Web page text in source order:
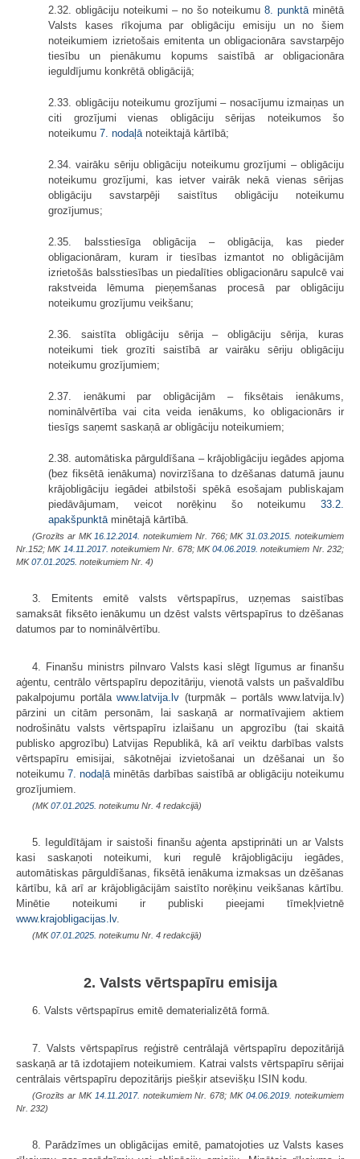
2.32. obligāciju noteikumi – no šo noteikumu 8. punktāminētā
Valsts kases rīkojuma par obligāciju emisiju un no šiem
noteikumiem izrietošais emitenta un obligacionāra savstarpējo
tiesību un pienākumu kopums saistībā ar obligacionāra
ieguldījumu konkrētā obligācijā;
2.33. obligāciju noteikumu grozījumi – nosacījumu izmaiņas un
citi grozījumi vienas obligāciju sērijas noteikumos šo
noteikumu 7. nodaļānoteiktajā kārtībā;
2.34. vairāku sēriju obligāciju noteikumu grozījumi – obligāciju
noteikumu grozījumi, kas ietver vairāk nekā vienas sērijas
obligāciju savstarpēji saistītus obligāciju noteikumu
grozījumus;
2.35. balsstiesīga obligācija – obligācija, kas pieder
obligacionāram, kuram ir tiesības izmantot no obligācijām
izrietošās balsstiesības un piedalīties obligacionāru sapulcē vai
rakstveida lēmuma pieņemšanas procesā par obligāciju
noteikumu grozījumu veikšanu;
2.36. saistīta obligāciju sērija – obligāciju sērija, kuras
noteikumi tiek grozīti saistībā ar vairāku sēriju obligāciju
noteikumu grozījumiem;
2.37. ienākumi par obligācijām – fiksētais ienākums,
nominālvērtība vai cita veida ienākums, ko obligacionārs ir
tiesīgs saņemt saskaņā ar obligāciju noteikumiem;
2.38. automātiska pārguldīšana – krājobligāciju iegādes apjoma
(bez fiksētā ienākuma) novirzīšana to dzēšanas datumā jaunu
krājobligāciju iegādei atbilstoši spēkā esošajam publiskajam
piedāvājumam, veicot norēķinu šo noteikumu 33.2.
apakšpunktāminētajā kārtībā.
(Grozīts ar MK 16.12.2014. noteikumiem Nr. 766; MK31.03.2015. noteikumiem
Nr.152; MK 14.11.2017. noteikumiem Nr. 678; MK04.06.2019. noteikumiem Nr. 232;
MK07.01.2025. noteikumiem Nr. 4)
3. Emitents emitē valsts vērtspapīrus, uzņemas saistības
samaksāt fiksēto ienākumu un dzēst valsts vērtspapīrus to dzēšanas
datumos par to nominālvērtību.
4. Finanšu ministrs pilnvaro Valsts kasi slēgt līgumus ar finanšu
aģentu, centrālo vērtspapīru depozitāriju, vienotā valsts un pašvaldību
pakalpojumu portāla www.latvija.lv (turpmāk – portāls www.latvija.lv)
pārzini un citām personām, lai saskaņā ar normatīvajiem aktiem
nodrošinātu valsts vērtspapīru izlaišanu un apgrozību (tai skaitā
publisko apgrozību) Latvijas Republikā, kā arī veiktu darbības valsts
vērtspapīru emisijai, sākotnējai izvietošanai un dzēšanai un šo
noteikumu 7. nodaļāminētās darbības saistībā ar obligāciju noteikumu
grozījumiem.
(MK07.01.2025. noteikumu Nr. 4 redakcijā)
5. Ieguldītājam ir saistoši finanšu aģenta apstiprināti un ar Valsts
kasi saskaņoti noteikumi, kuri regulē krājobligāciju iegādes,
automātiskas pārguldīšanas, fiksētā ienākuma izmaksas un dzēšanas
kārtību, kā arī ar krājobligācijām saistīto norēķinu veikšanas kārtību.
Minētie noteikumi ir publiski pieejami tīmekļvietnē
www.krajobligacijas.lv.
(MK07.01.2025. noteikumu Nr. 4 redakcijā)
2. Valsts vērtspapīru emisija
6. Valsts vērtspapīrus emitē dematerializētā formā.
7. Valsts vērtspapīrus reģistrē centrālajā vērtspapīru depozitārijā
saskaņā ar tā izdotajiem noteikumiem. Katrai valsts vērtspapīru sērijai
centrālais vērtspapīru depozitārijs piešķir atsevišķu ISIN kodu.
(Grozīts ar MK 14.11.2017. noteikumiem Nr. 678; MK04.06.2019. noteikumiem
Nr. 232)
8. Parādzīmes un obligācijas emitē, pamatojoties uz Valsts kases